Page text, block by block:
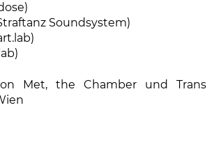
Soundsystem)
Met, the Chamber und Trans